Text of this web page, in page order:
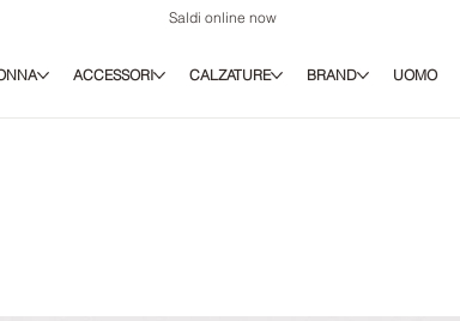
Saldi online now
ACCESSORI CALZATURE BRAND UOMO